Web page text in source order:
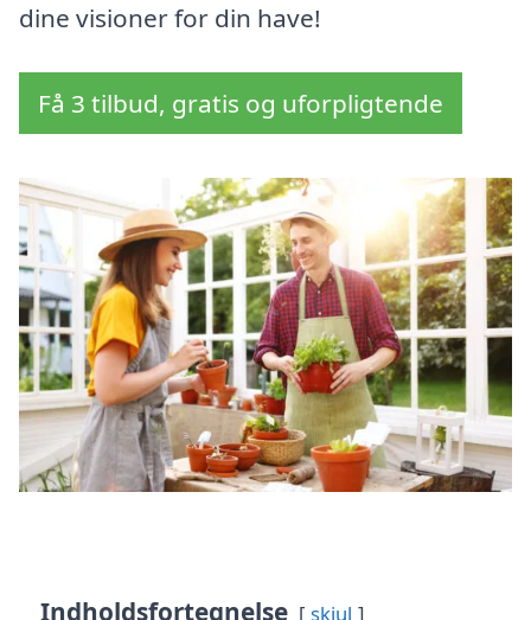
dine visioner for din have!
Få 3 tilbud, gratis og uforpligtende
Indholdsfortegnelse skjul